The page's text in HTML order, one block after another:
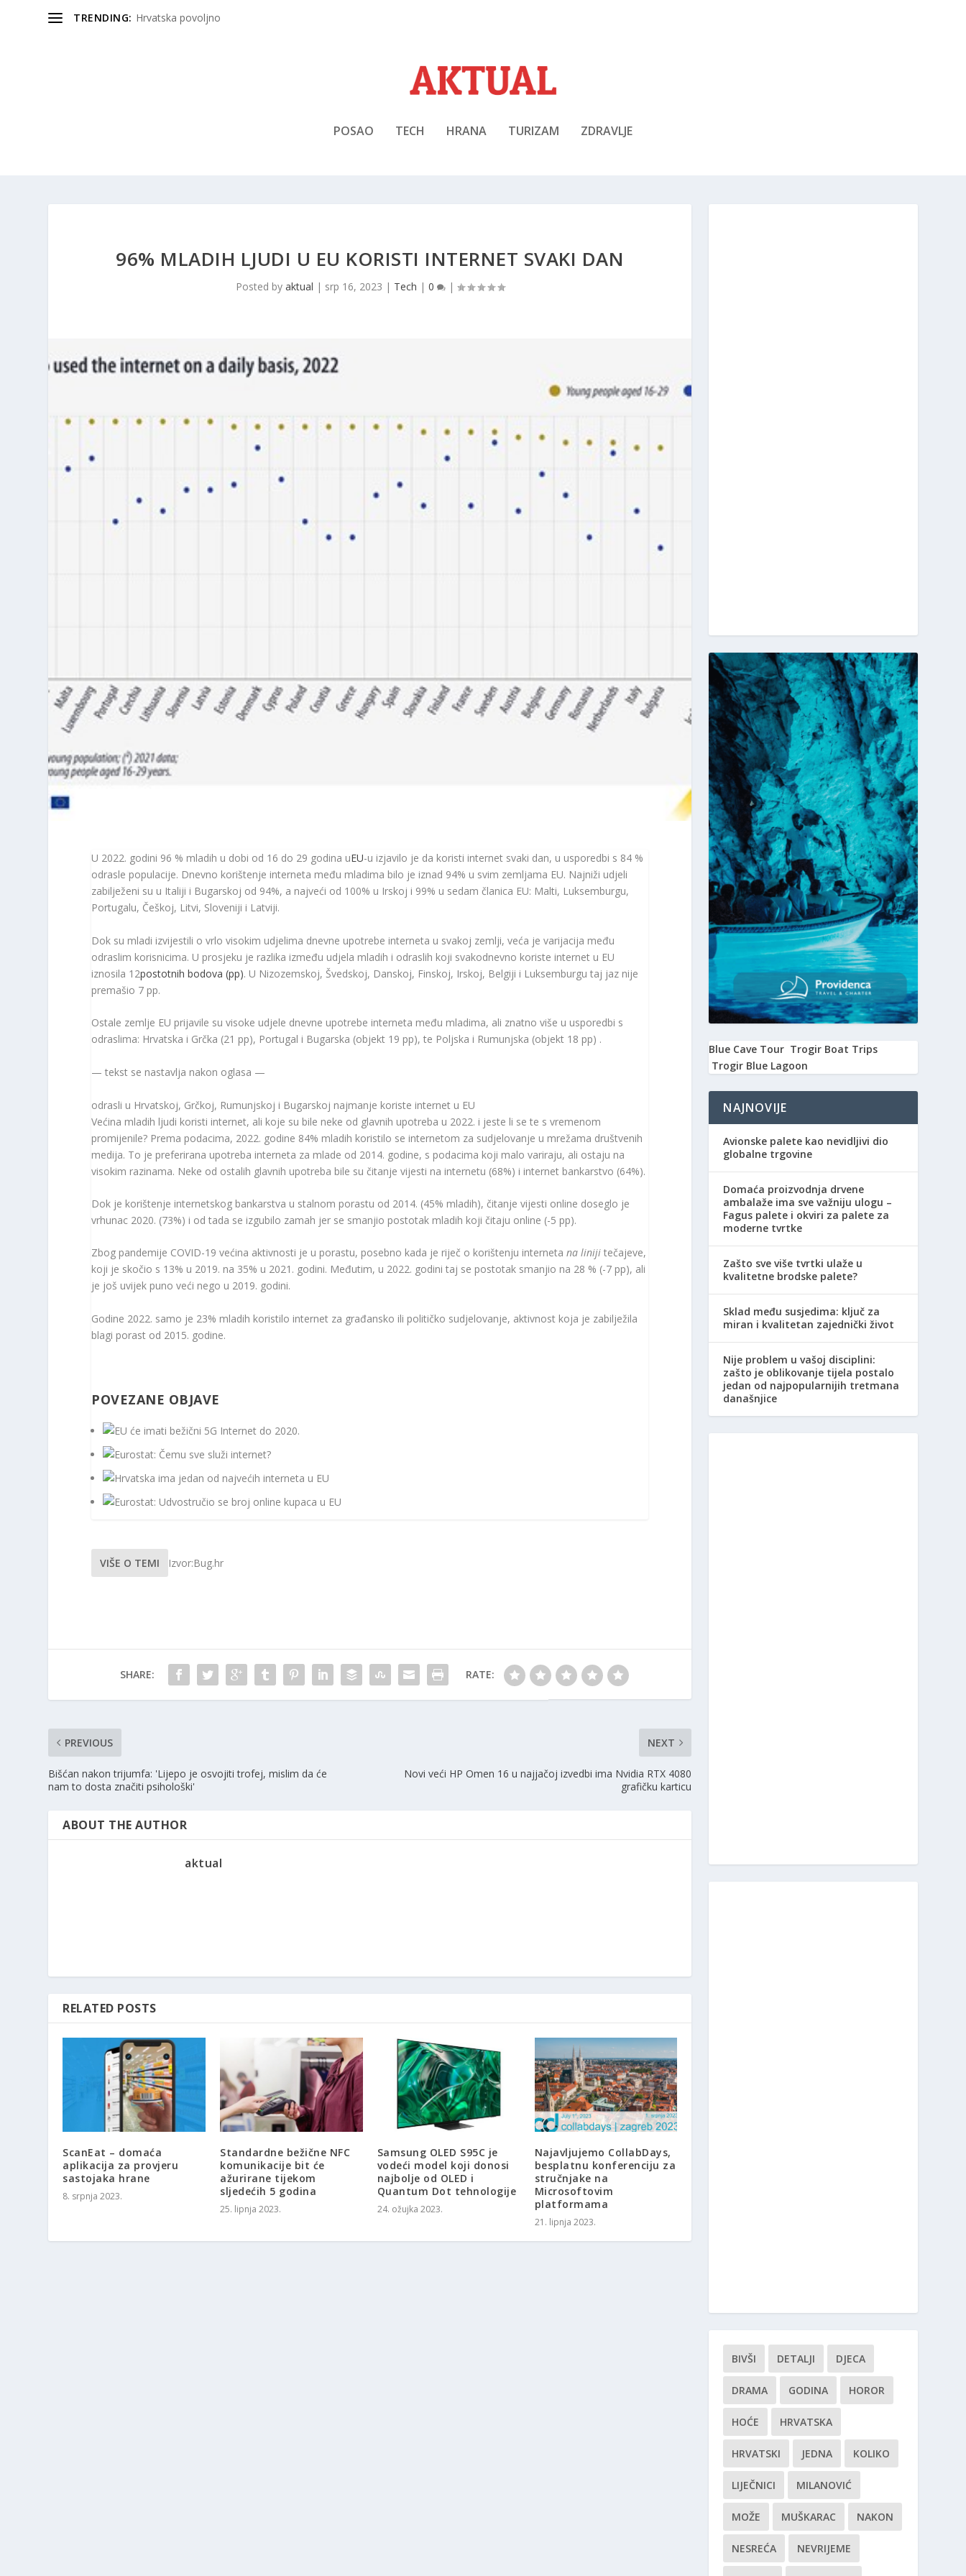
TRENDING: Hrvatska povoljno
POSAO TECH HRANA TURIZAM ZDRAVLJE
96% MLADIH LJUDI U EU KORISTI INTERNET SVAKI DAN
Posted by aktual | srp 16, 2023 | Tech | 0 |
U 2022. godini 96 % mladih u dobi od 16 do 29 godina uEU-u izjavilo je da koristi internet svaki dan, u usporedbi s 84 %
odrasle populacije. Dnevno korištenje interneta među mladima bilo je iznad 94% u svim zemljama EU. Najniži udjeli
zabilježeni su u Italiji i Bugarskoj od 94%, a najveći od 100% u Irskoj i 99% u sedam članica EU: Malti, Luksemburgu,
Portugalu, Češkoj, Litvi, Sloveniji i Latviji.
Dok su mladi izvijestili o vrlo visokim udjelima dnevne upotrebe interneta u svakoj zemlji, veća je varijacija među
odraslim korisnicima. U prosjeku je razlika između udjela mladih i odraslih koji svakodnevno koriste internet u EU
iznosila 12postotnih bodova (pp). U Nizozemskoj, Švedskoj, Danskoj, Finskoj, Irskoj, Belgiji i Luksemburgu taj jaz nije
premašio 7 pp.
Ostale zemlje EU prijavile su visoke udjele dnevne upotrebe interneta među mladima, ali znatno više u usporedbi s
odraslima: Hrvatska i Grčka (21 pp), Portugal i Bugarska (objekt 19 pp), te Poljska i Rumunjska (objekt 18 pp) .
— tekst se nastavlja nakon oglasa —
odrasli u Hrvatskoj, Grčkoj, Rumunjskoj i Bugarskoj najmanje koriste internet u EU
Većina mladih ljudi koristi internet, ali koje su bile neke od glavnih upotreba u 2022. i jeste li se te s vremenom
promijenile? Prema podacima, 2022. godine 84% mladih koristilo se internetom za sudjelovanje u mrežama društvenih
medija. To je preferirana upotreba interneta za mlade od 2014. godine, s podacima koji malo variraju, ali ostaju na
visokim razinama. Neke od ostalih glavnih upotreba bile su čitanje vijesti na internetu (68%) i internet bankarstvo (64%).
Dok je korištenje internetskog bankarstva u stalnom porastu od 2014. (45% mladih), čitanje vijesti online doseglo je
vrhunac 2020. (73%) i od tada se izgubilo zamah jer se smanjio postotak mladih koji čitaju online (-5 pp).
Zbog pandemije COVID-19 većina aktivnosti je u porastu, posebno kada je riječ o korištenju internetana liniji tečajeve,
koji je skočio s 13% u 2019. na 35% u 2021. godini. Međutim, u 2022. godini taj se postotak smanjio na 28 % (-7 pp), ali
je još uvijek puno veći nego u 2019. godini.
Godine 2022. samo je 23% mladih koristilo internet za građansko ili političko sudjelovanje, aktivnost koja je zabilježila
blagi porast od 2015. godine.
POVEZANE OBJAVE
VIŠE O TEMI Izvor:Bug.hr
SHARE: RATE:
PREVIOUS
Bišćan nakon trijumfa: 'Lijepo je osvojiti trofej, mislim da će
nam to dosta značiti psihološki'
NEXT
Novi veći HP Omen 16 u najjačoj izvedbi ima Nvidia RTX 4080
grafičku karticu
ABOUT THE AUTHOR
aktual
RELATED POSTS
ScanEat – domaća
aplikacija za provjeru
sastojaka hrane
8. srpnja 2023.
Standardne bežične NFC
komunikacije bit će
ažurirane tijekom
sljedećih 5 godina
25. lipnja 2023.
Samsung OLED S95C je
vodeći model koji donosi
najbolje od OLED i
Quantum Dot tehnologije
24. ožujka 2023.
Najavljujemo CollabDays,
besplatnu konferenciju za
stručnjake na
Microsoftovim
platformama
21. lipnja 2023.
Blue Cave Tour Trogir Boat Trips
Trogir Blue Lagoon
NAJNOVIJE
Avionske palete kao nevidljivi dio
globalne trgovine
Domaća proizvodnja drvene
ambalaže ima sve važniju ulogu –
Fagus palete i okviri za palete za
moderne tvrtke
Zašto sve više tvrtki ulaže u
kvalitetne brodske palete?
Sklad među susjedima: ključ za
miran i kvalitetan zajednički život
Nije problem u vašoj disciplini:
zašto je oblikovanje tijela postalo
jedan od najpopularnijih tretmana
današnjice
BIVŠI DETALJI DJECA
DRAMA GODINA HOROR
HOĆE HRVATSKA
HRVATSKI JEDNA KOLIKO
LIJEČNICI MILANOVIĆ
MOŽE MUŠKARAC NAKON
NESREĆA NEVRIJEME